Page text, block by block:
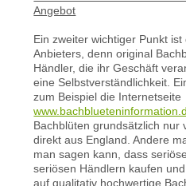
Angebot
Ein zweiter wichtiger Punkt
Anbieters, denn original
Händler, die ihr Geschäft
eine Selbstverständlichkeit.
zum Beispiel die Internetseite
Bachblüten grundsätzlich nur
direkt aus England. Andere
man sagen kann, dass
seriösen Händlern kaufen
auf qualitativ hochwertige